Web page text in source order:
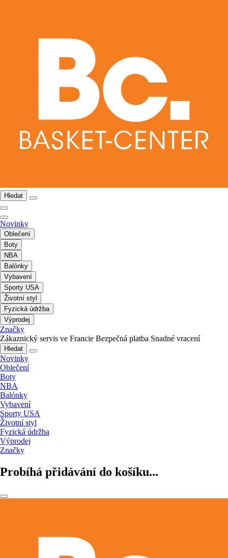
Hledat
Novinky
Oblečení
Boty
NBA
Balónky
Vybavení
Sporty USA
Životní styl
Fyzická údržba
Výprodej
Značky
Zákaznický servis ve Francie Bezpečná platba Snadné vracení
Hledat
Novinky
Oblečení
Boty
NBA
Balónky
Vybavení
Sporty USA
Životní styl
Fyzická údržba
Výprodej
Značky
Probíhá přidávání do košíku...